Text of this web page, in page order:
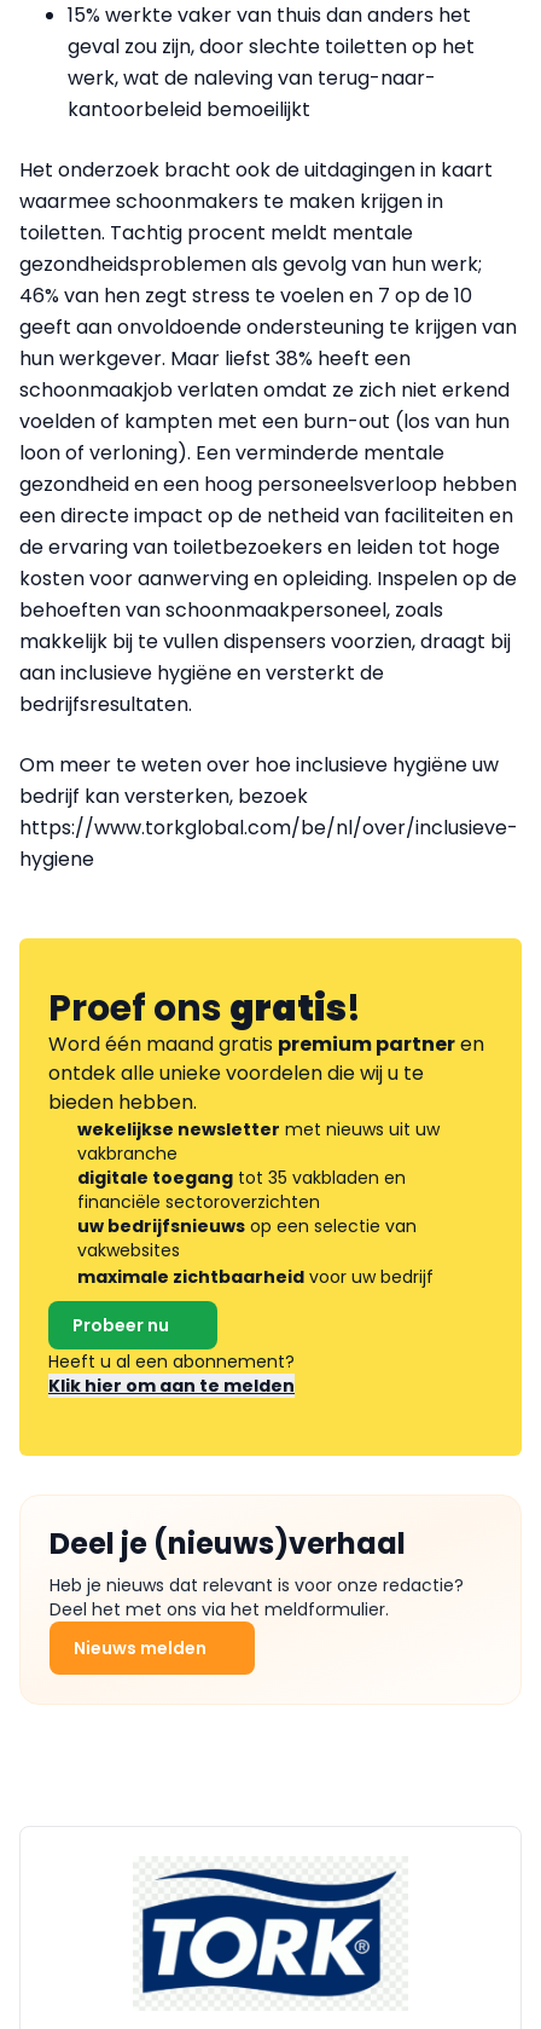
15% werkte vaker van thuis dan anders het
geval zou zijn, door slechte toiletten op het
werk, wat de naleving van terug-naar-
kantoorbeleid bemoeilijkt
Het onderzoek bracht ook de uitdagingen in kaart
waarmee schoonmakers te maken krijgen in
toiletten. Tachtig procent meldt mentale
gezondheidsproblemen als gevolg van hun werk;
46% van hen zegt stress te voelen en 7 op de 10
geeft aan onvoldoende ondersteuning te krijgen van
hun werkgever. Maar liefst 38% heeft een
schoonmaakjob verlaten omdat ze zich niet erkend
voelden of kampten met een burn-out (los van hun
loon of verloning). Een verminderde mentale
gezondheid en een hoog personeelsverloop hebben
een directe impact op de netheid van faciliteiten en
de ervaring van toiletbezoekers en leiden tot hoge
kosten voor aanwerving en opleiding. Inspelen op de
behoeften van schoonmaakpersoneel, zoals
makkelijk bij te vullen dispensers voorzien, draagt bij
aan inclusieve hygiëne en versterkt de
bedrijfsresultaten.
Om meer te weten over hoe inclusieve hygiëne uw
bedrijf kan versterken, bezoek
https://www.torkglobal.com/be/nl/over/inclusieve-
hygiene
Proef onsgratis!
Word één maand gratis premium partneren
ontdek alle unieke voordelen die wij u te
bieden hebben.
wekelijkse newsletter met nieuws uit uw
vakbranche
digitale toegang tot 35 vakbladen en
financiële sectoroverzichten
uw bedrijfsnieuws op een selectie van
vakwebsites
maximale zichtbaarheid voor uw bedrijf
Probeer nu
Heeft u al een abonnement?
Klik hier om aan te melden
Deel je (nieuws)verhaal
Heb je nieuws dat relevant is voor onze redactie?
Deel het met ons via het meldformulier.
Nieuws melden